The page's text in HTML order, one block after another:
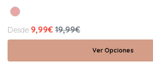
Desde 9,99€ 19,99€
Ver Opciones